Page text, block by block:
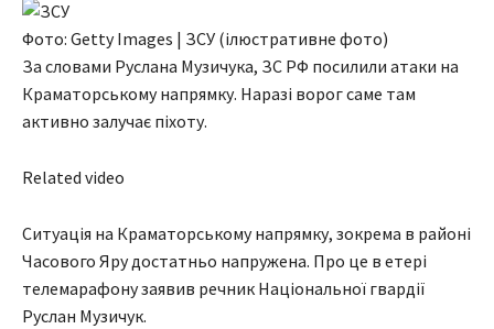
Фото: Getty Images | ЗСУ (ілюстративне фото)
За словами Руслана Музичука, ЗС РФ посилили атаки на
Краматорському напрямку. Наразі ворог саме там
активно залучає піхоту.
Related video
Ситуація на Краматорському напрямку, зокрема в районі
Часового Яру достатньо напружена. Про це в етері
телемарафону заявив речник Національної гвардії
Руслан Музичук.